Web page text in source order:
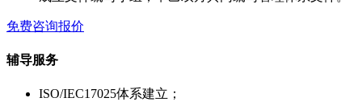
免费咨询报价
辅导服务
ISO/IEC17025体系建立；